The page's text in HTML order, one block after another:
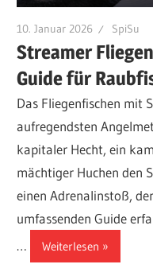
10. Januar 2026 SpiSu
Streamer
Guide für
Das Fliegenfischen mit
aufregendsten
kapitaler Hecht, ein
mächtiger Huchen den
einen Adrenalinstoß,
umfassenden Guide
…
Weiterlesen